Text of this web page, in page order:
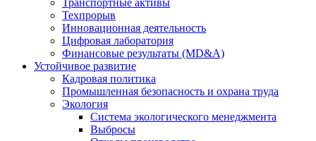
Транспортные активы
Техпрорыв
Инновационная деятельность
Цифровая лаборатория
Финансовые результаты (MD&A)
Устойчивое развитие
Кадровая политика
Промышленная безопасность и охрана труда
Экология
Система экологического менеджмента
Выбросы